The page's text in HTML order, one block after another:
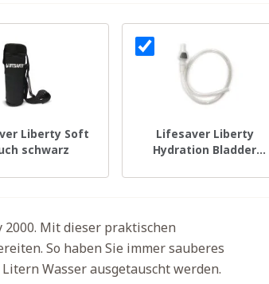
Liberty Soft
schwarz
Lifesaver Liberty
Hydration Bladder
Mit dieser praktischen
So haben Sie immer sauberes
Wasser ausgetauscht werden.